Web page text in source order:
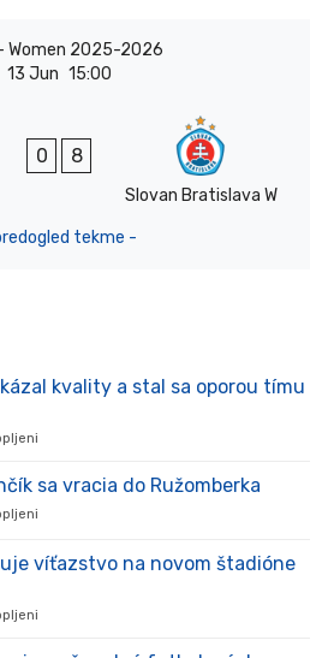
- Women 2025-2026
13 Jun 15:00
0 8
Slovan Bratislava W
tekme -
kvality a stal sa oporou tímu
prišiel,
stal
sa vracia do Ružomberka
Lavrinčík
víťazstvo na novom štadióne